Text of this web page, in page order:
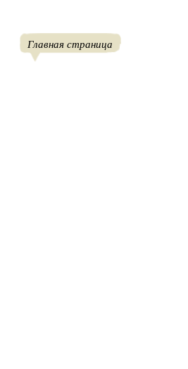
Главная страница